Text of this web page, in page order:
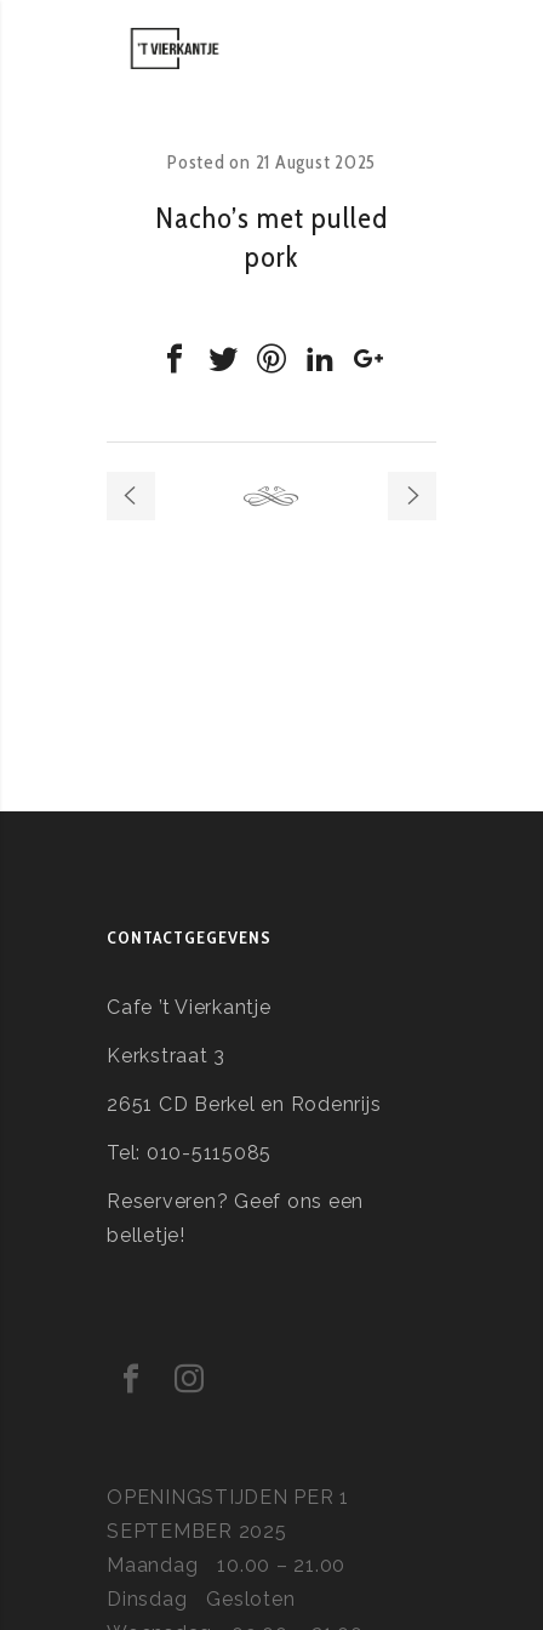
Posted on 21 August 2025
Nacho’s met pulled
pork
CONTACTGEGEVENS
Cafe ’t Vierkantje
Kerkstraat 3
2651 CD Berkel en Rodenrijs
Tel: 010-5115085
Reserveren? Geef ons een
belletje!
OPENINGSTIJDEN PER 1
SEPTEMBER 2025
Maandag
10.00 – 21.00
Dinsdag
Gesloten